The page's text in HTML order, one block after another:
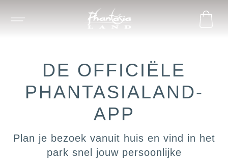
DE OFFICIËLE
PHANTASIALAND-
APP
Plan je bezoek vanuit huis en vind in het
park snel jouw persoonlijke